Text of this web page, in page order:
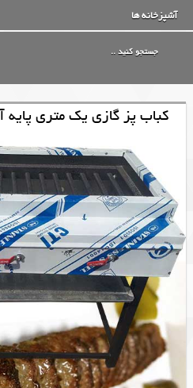
آشپزخانه ها
کباب پز گازی یک متری پایه آهنی